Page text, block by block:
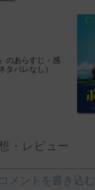
のあらすじ・感
タバレなし）
・レビュー
コメントを書き込む